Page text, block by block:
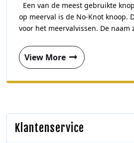
Een van de meest gebruikte knopen voor het vissen
op meerval is de No-Knot knoop.
voor het meervalvissen. De naam
View More
Klantenservice